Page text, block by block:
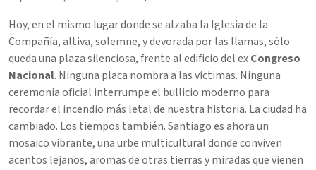
Hoy, en el mismo lugar donde se alzaba la Iglesia de la
Compañía, altiva, solemne, y devorada por las llamas, sólo
queda una plaza silenciosa, frente al edificio del exCongreso
Nacional. Ninguna placa nombra a las víctimas. Ninguna
ceremonia oficial interrumpe el bullicio moderno para
recordar el incendio más letal de nuestra historia. La ciudad ha
cambiado. Los tiempos también. Santiago es ahora un
mosaico vibrante, una urbe multicultural donde conviven
acentos lejanos, aromas de otras tierras y miradas que vienen